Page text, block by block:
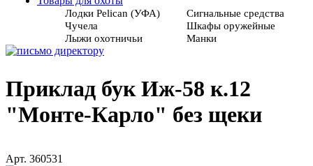
Лодки Pelican (УФА)
Сигнальные средства
Чучела
Шкафы оружейные
Лыжи охотничьи
Манки
Приклад бук Иж-58 к.12
"Монте-Карло" без щеки
Арт. 360531